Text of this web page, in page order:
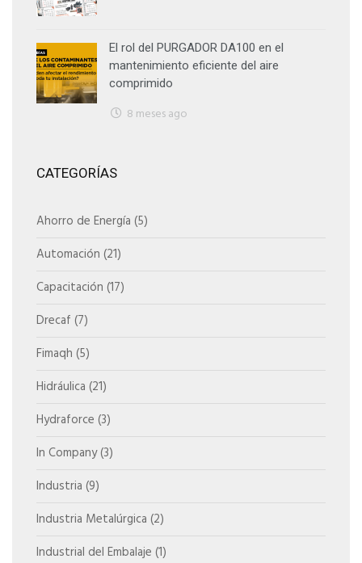
El rol del PURGADOR DA100 en el
mantenimiento eficiente del aire
comprimido
8 meses ago
CATEGORÍAS
Ahorro de Energía (5)
Automación (21)
Capacitación (17)
Drecaf (7)
Fimaqh (5)
Hidráulica (21)
Hydraforce (3)
In Company(3)
Industria (9)
Industria Metalúrgica (2)
Industrial del Embalaje (1)